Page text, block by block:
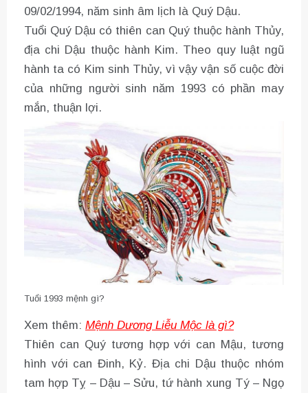
09/02/1994, năm sinh âm lịch là Quý Dậu.
Tuổi Quý Dậu có thiên can Quý thuộc hành Thủy,
địa chi Dậu thuộc hành Kim. Theo quy luật ngũ
hành ta có Kim sinh Thủy, vì vậy vận số cuộc đời
của những người sinh năm 1993 có phần may
mắn, thuận lợi.
Tuổi 1993 mệnh gì?
Xem thêm: Mệnh Dương Liễu Mộc là gì?
Thiên can Quý tương hợp với can Mậu, tương
hình với can Đinh, Kỷ. Địa chi Dậu thuộc nhóm
tam hợp Tỵ – Dậu – Sửu, tứ hành xung Tý – Ngọ